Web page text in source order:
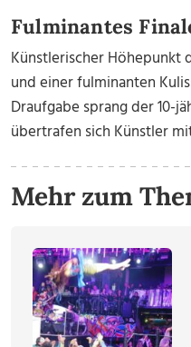
Fulminantes
Künstlerischer Höhepunkt
und einer fulminanten
Draufgabe sprang der 10-
übertrafen sich Künstler
Mehr zum